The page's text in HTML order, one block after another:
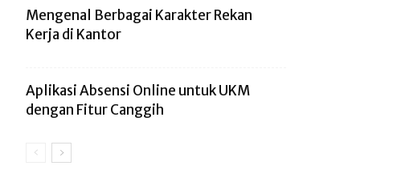
Mengenal Berbagai Karakter Rekan
Kerja di Kantor
Aplikasi Absensi Online untuk UKM
dengan Fitur Canggih